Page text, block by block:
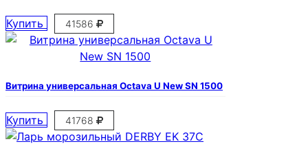
Купить 41586
Витрина универсальная Octava U New SN 1500
Купить 41768